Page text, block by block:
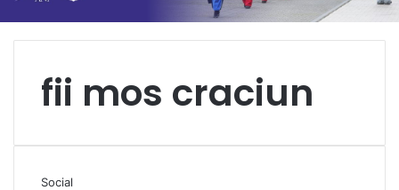
fii mos craciun
Social